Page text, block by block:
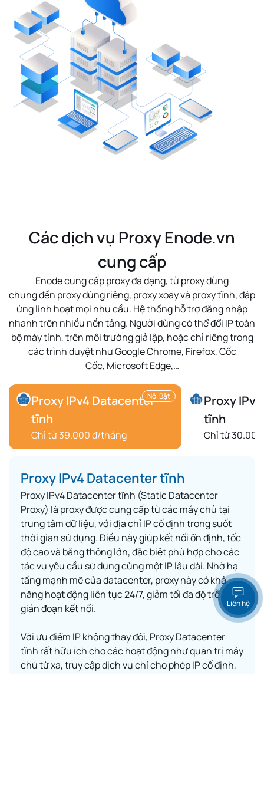
Các dịch vụ Proxy Enode.vn
cung cấp
Enode cung cấp proxy đa dạng, từproxy dùng
chungđến proxy dùng riêng, proxy xoayvà proxy tĩnh, đáp
ứng linh hoạt mọi nhu cầu. Hệ thống hỗ trợđăng nhập
nhanhtrên nhiều nền tảng. Người dùng có thểđổi IP toàn
bộ máy tính, trên môi trườnggiả lập, hoặc chỉ riêng trong
các trình duyệt nhưGoogle Chrome, Firefox,Cốc
Cốc, Microsoft Edge,…
Nổi Bật
Proxy IPv4 Datacenter
tĩnh
Chỉ từ 39.000 đ/tháng
Proxy
tĩnh
Chỉ từ
Proxy IPv4 Datacenter tĩnh
Proxy IPv4 Datacenter tĩnh (Static Datacenter
Proxy) là proxy được cung cấp từ các máy chủ tại
trung tâm dữ liệu, với địa chỉ IP cố định trong suốt
thời gian sử dụng. Điều này giúp kết nối ổn định, tốc
độ cao và băng thông lớn, đặc biệt phù hợp cho các
tác vụ yêu cầu sử dụng cùng một IP lâu dài. Nhờ hạ
tầng mạnh mẽ của datacenter, proxy này có khả
năng hoạt động liên tục 24/7, giảm tối đa độ trễ và
gián đoạn kết nối.
Với ưu điểm IP không thay đổi, Proxy Datacenter
tĩnh rất hữu ích cho các hoạt động như quản trị máy
chủ từ xa, truy cập dịch vụ chỉ cho phép IP cố định,
Liên hệ